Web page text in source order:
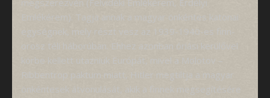
önkéntesek átvonulását, akik a finnek megsegítésére